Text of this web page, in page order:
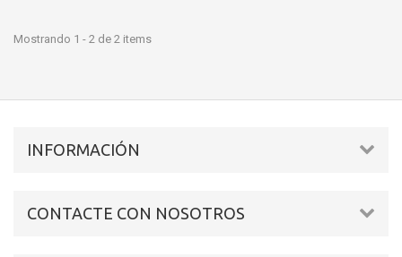
Mostrando 1 - 2 de 2 items
INFORMACIÓN
CONTACTE CON NOSOTROS